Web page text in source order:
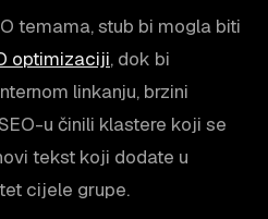
temama, stub bi mogla biti
optimizaciji, dok bi
linkanju, brzini
u činili klastere koji se
tekst koji dodate u
cijele grupe.